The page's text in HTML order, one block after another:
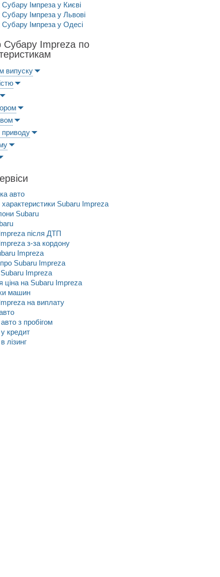
Імпреза у Києві
Імпреза у Львові
Імпреза у Одесі
Субару Impreza по
випуску
приводу
авто
характеристики Subaru Impreza
Subaru
після ДТП
з-за кордону
Impreza
про Subaru Impreza
Impreza
ціна на Subaru Impreza
машин
на виплату
з пробігом
кредит
лізинг